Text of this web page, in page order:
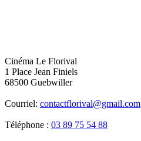
Cinéma Le Florival
1 Place Jean Finiels
68500 Guebwiller
Courriel: contactflorival@gmail.com
Téléphone : 03 89 75 54 88